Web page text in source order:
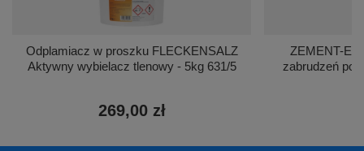
Odplamiacz w proszku FLECKENSALZ
Aktywny wybielacz tlenowy - 5kg 631/5
269,00 zł
ZEMENT-EX
zabrudzeń po